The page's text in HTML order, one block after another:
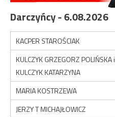
Darczyńcy - 6.08.2026
KACPER STAROŚCIAK
KULCZYK GRZEGORZ POLIŃSKA i
KULCZYK KATARZYNA
MARIA KOSTRZEWA
JERZY T MICHAJŁOWICZ